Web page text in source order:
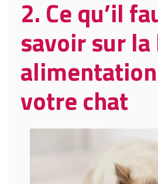
2. Ce qu’il
savoir sur
votre chat